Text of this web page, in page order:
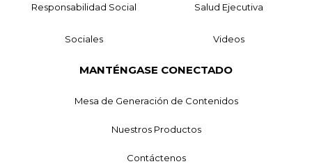
Responsabilidad Social Salud Ejecutiva
Sociales Videos
MANTÉNGASE CONECTADO
Mesa de Generación de Contenidos
Nuestros Productos
Contáctenos